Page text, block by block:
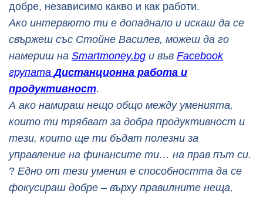
добре, независимо какво и как работи.
Ако интервюто ти е допаднало и искаш да се
свържеш със Стойне Василев, можеш да го
намериш на Smartmoney.bg и във Facebook
групатаДистанционна работа и
продуктивност.
А ако намираш нещо общо между уменията,
които ти трябват за добра продуктивност и
тези, които ще ти бъдат полезни за
управление на финансите ти… на прав път си.
? Едно от тези умения е способността да се
фокусираш добре – върху правилните неща,